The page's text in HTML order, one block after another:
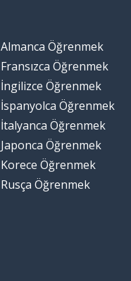
Almanca Öğrenmek
Fransızca Öğrenmek
İngilizce Öğrenmek
İspanyolca Öğrenmek
İtalyanca Öğrenmek
Japonca Öğrenmek
Korece Öğrenmek
Rusça Öğrenmek